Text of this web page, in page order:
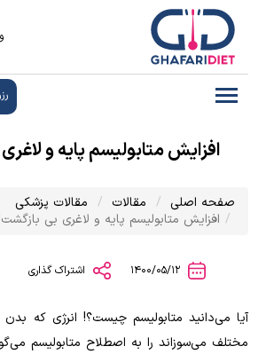
افزایش متابولیسم پایه و
صفحه اصلی مقالات
مقالات پزشکی
افزایش متابولیسم پایه و لاغری بی
اشتراک گذاری
آیا می‌دانید متابولیسم چیست؟! انرژی که بدن
مختلف می‌سوزاند را به اصطلاح متابولیسم